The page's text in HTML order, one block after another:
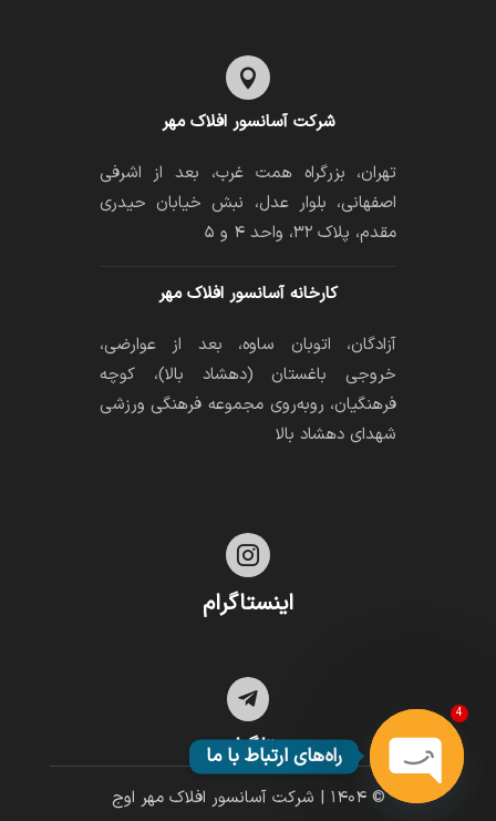

شرکت آسانسور افلاک مهر
تهران، بزرگراه همت غرب، بعد از اشرفی
اصفهانی، بلوار عدل، نبش خیابان حیدری
مقدم، پلاک ۳۲، واحد ۴ و ۵
کارخانه آسانسور افلاک مهر
آزادگان، اتوبان ساوه، بعد از عوارضی،
خروجی باغستان (دهشاد بالا)، کوچه
فرهنگیان، رو‌به‌روی مجموعه فرهنگی ورزشی
شهدای دهشاد بالا

اینستاگرام

تلگرام
© ۱۴۰۴ | شرکت آسانسور افلاک مهر اوج
راه‌های ارتباط با ما
4